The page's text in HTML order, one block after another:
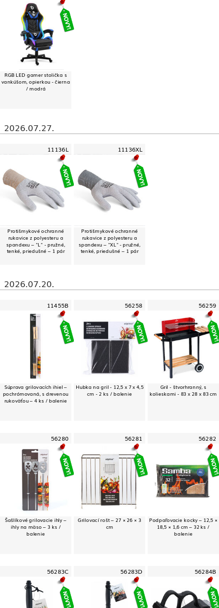
RGB LED gamer stolička s
vankúšom, opierkou - čierna
/ modrá
2026.07.27.
11136L
Protišmykové ochranné
rukavice z polyesteru a
spandexu – "L" - pružné,
tenké, priedušné – 1 pár
11136XL
Protišmykové ochranné
rukavice z polyesteru a
spandexu – "XL" - pružné,
tenké, priedušné – 1 pár
2026.07.20.
11455B
Súprava grilovacích ihiel –
pochrómovaná, s drevenou
rukoväťou – 4 ks / balenie
56258
Hubka na gril - 12,5 x 7 x 4,5
cm - 2 ks / balenie
56259
Gril - štvorhranný, s
kolieskami - 83 x 28 x 83 cm
56280
Šašlíkové grilovacie ihly –
ihly na mäso – 3 ks /
balenie
56281
Grilovací rošt – 27 × 26 × 3
cm
56282
Podpaľovacie kocky – 12,5 ×
18,5 × 1,6 cm – 32 ks /
balenie
56283C 56283D 56284B